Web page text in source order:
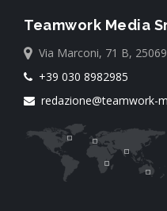
Teamwork Media
Via Marconi, 71 B,
+39 030 8982985
redazione@teamwork-